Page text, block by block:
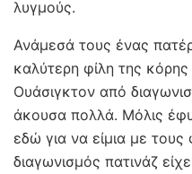
λυγμούς.
Ανάμεσά τους ένας
καλύτερη φίλη της
Ουάσιγκτον από
άκουσα πολλά. Μόλις
εδώ για να είμια με
διαγωνισμός πατινάζ